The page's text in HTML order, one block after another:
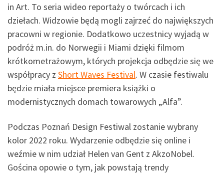
in Art. To seria wideo reportaży o twórcach i ich
dziełach. Widzowie będą mogli zajrzeć do największych
pracowni w regionie. Dodatkowo uczestnicy wyjadą w
podróż m.in. do Norwegii i Miami dzięki filmom
krótkometrażowym, których projekcja odbędzie się we
współpracy z Short Waves Festival. W czasie festiwalu
będzie miała miejsce premiera książki o
modernistycznych domach towarowych „Alfa”.
Podczas Poznań Design Festiwal zostanie wybrany
kolor 2022 roku. Wydarzenie odbędzie się online i
weźmie w nim udział Helen van Gent z AkzoNobel.
Gościna opowie o tym, jak powstają trendy